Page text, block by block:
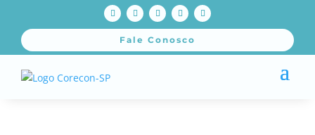
Fale Conosco